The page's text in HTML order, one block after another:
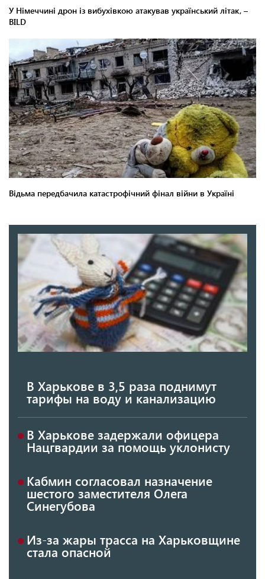
В Харькове в 3,5 раза поднимут
тарифы на воду и канализацию
В Харькове задержали офицера
Нацгвардии за помощь уклонисту
Кабмин согласовал назначение
шестого заместителя Олега
Синегубова
Из-за жары трасса на Харьковщине
стала опасной